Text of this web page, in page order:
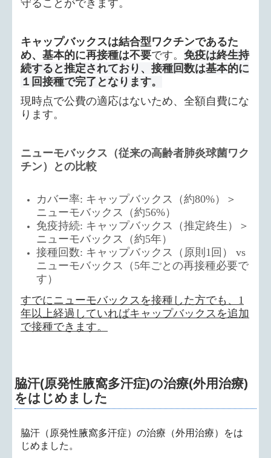
守ることができます。
キャップバックスは結合型ワクチンであるた
め、基本的に再接種は不要です。免疫は終生持
続すると推定されており、接種回数は基本的に
１回接種で完了となります。
現時点で公費の適応はないため、全額自費にな
ります。
ニューモバックス（従来の高齢者肺炎球菌ワク
チン）との比較
カバー率: キャップバックス（約80%）＞
ニューモバックス（約56%）
免疫持続: キャップバックス（推定終生）＞
ニューモバックス（約5年）
接種回数: キャップバックス（原則1回） vs
ニューモバックス（5年ごとの再接種必要で
す）
すでにニューモバックスを接種した方でも、1
年以上経過していればキャップバックスを追加
で接種できます。
脇汗(原発性腋窩多汗症)の治療(外用治療)
をはじめました
脇汗（原発性腋窩多汗症）の治療（外用治療）をは
じめました。